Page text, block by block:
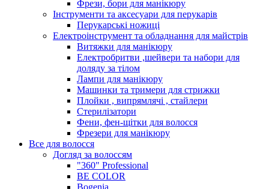
Фрези, бори для манікюру
Інструменти та аксесуари для перукарів
Перукарські ножиці
Електроінструмент та обладнання для майстрів
Витяжки для манікюру
Електробритви ,шейвери та набори для
доляду за тілом
Лампи для манікюру
Машинки та тримери для стрижки
Плойки , випрямлячі , стайлери
Стерилізатори
Фени, фен-щітки для волосся
Фрезери для манікюру
Все для волосся
Догляд за волоссям
"360" Professional
BE COLOR
Bogenia